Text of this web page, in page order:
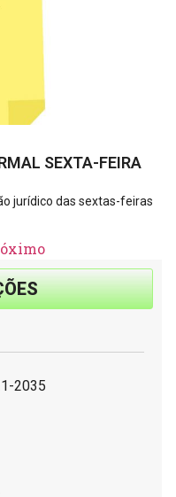
SEXTA-FEIRA
jurídico das sextas-feiras
2035